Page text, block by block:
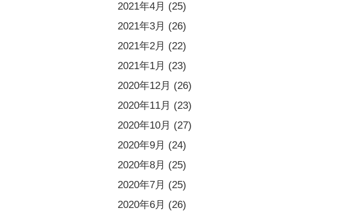
2021年4月 (25)
2021年3月 (26)
2021年2月 (22)
2021年1月 (23)
2020年12月 (26)
2020年11月 (23)
2020年10月 (27)
2020年9月 (24)
2020年8月 (25)
2020年7月 (25)
2020年6月 (26)